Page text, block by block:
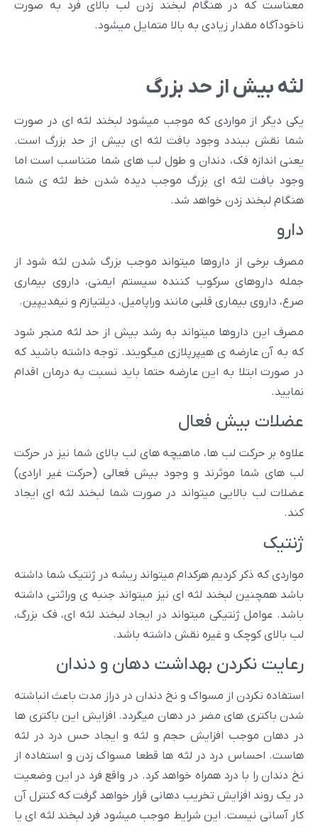
معناست که در هنگام لبخند زدن لب بالای فرد به صورت
ناخودآگاه مقدار زیادی به بالا متمایل میشود.
لثه بیش از حد بزرگ
یکی دیگر از مواردی که موجب میشود لبخند لثه ای در صورت
شما نقش ببندد وجود بافت لثه ای بیش از حد بزرگ است.
یعنی اندازه فک، دندان و طول لب های شما متناسب است اما
وجود بافت لثه ای بزرگ موجب دیده شدن خط لثه ی شما
هنگام لبخند زدن خواهد شد.
دارو
مصرف برخی از داروها میتواند موجب بزرگ شدن لثه شود از
جمله داروهای سرکوب کننده سیستم ایمنی، داروی بیماری
صرع، داروی بیماری قلبی مانند وراپامیل، دیلتیازم و نیفدیپین.
مصرف این داروها میتواند به رشد بیش از حد لثه منجر شود
که به آن عارضه ی هیپرپلازی میگویند. توجه داشته باشید که
در صورت ابتلا به این عارضه حتما باید نسبت به درمان اقدام
نمایید.
عضلات بیش فعال
علاوه بر حرکت لب ها، ماهیچه های لب بالای شما نیز در حرکت
لب های شما موثرند و وجود بیش فعالی (حرکت غیر ارادی)
عضلات لب بالایی میتواند در صورت شما لبخند لثه ای ایجاد
کند.
ژنتیک
مواردی که ذکر کردیم هرکدام میتواند ریشه در ژنتیک شما داشته
باشد همچنین لبخند لثه ای نیز میتواند جنبه ی وراثتی داشته
باشد. عوامل ژنتیکی میتواند در ایجاد لبخند لثه ای، فک بزرگ،
لب بالای کوچک و غیره نقش داشته باشد.
رعایت نکردن بهداشت دهان و دندان
استفاده نکردن از مسواک و‌ نخ دندان در دراز مدت باعث انباشته
شدن باکتری های مضر در دهان میگردد. افزایش این باکتری ها
در دهان موجب افزایش حجم و لثه و ایجاد حس درد در لثه
هاست. احساس درد در لثه ها قطعا مسواک زدن و استفاده از
نخ دندان را با درد همراه خواهد کرد. در واقع فرد در این وضعیت
در یک روند افزایش تخریب دهانی قرار خواهد گرفت که کنترل آن
کار آسانی نیست. این شرایط موجب میشود فرد لبخند لثه ای یا